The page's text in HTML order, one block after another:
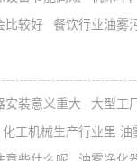
比较好
餐饮行业油雾
安装意义重大 大型工
化工机械生产行业里